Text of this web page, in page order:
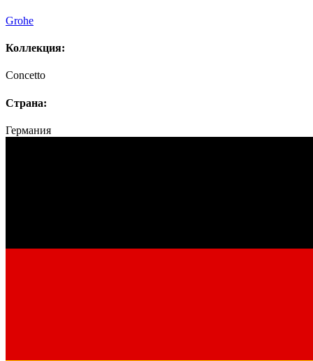
Grohe
Коллекция:
Concetto
Страна:
Германия